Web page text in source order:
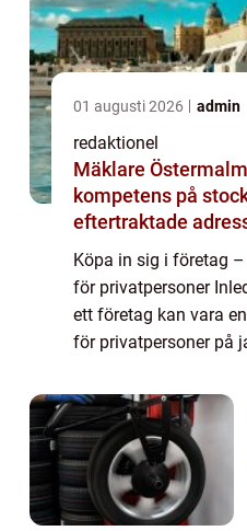
01 augusti 2026 admin
redaktionel
Mäklare Östermalm så hittar du rätt
kompetens på
eftertraktade
Köpa in sig i företag
för privatpersoner
ett företag kan vara
för privatpersoner på
man förvärvar en